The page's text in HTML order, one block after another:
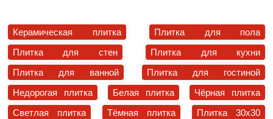
Керамическая плитка
Плитка для пола
Плитка для стен
Плитка для кухни
Плитка для ванной
Плитка для гостиной
Недорогая плитка
Белая плитка
Чёрная плитка
Светлая плитка
Тёмная плитка
Плитка 30x30